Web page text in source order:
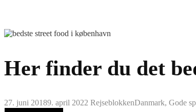
Her finder du det
27. juni 20189. april 2022 RejseblokkenDanmark, Gode